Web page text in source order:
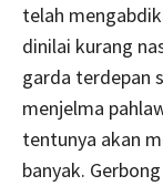
telah
dinilai kurang
garda terdepan
menjelma
tentunya akan
banyak.